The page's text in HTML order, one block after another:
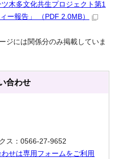
木多文化共生プロジェクト第1
ー報告」 （PDF 2.0MB）
ジには関係分のみ掲載していま
合わせ
ス：0566-27-9652
せは専用フォームをご利用